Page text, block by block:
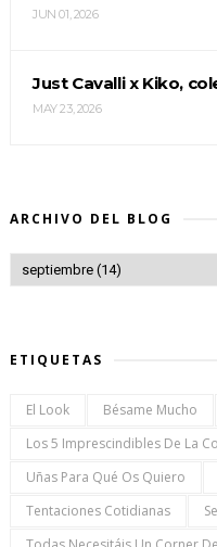
JUN 01, 2026
Just Cavalli x Kiko,
MAY 23, 2026
ARCHIVO DEL BLOG
ETIQUETAS
El Look Bésame Mucho
Los 5 Imprescindibles De La
Uñas Para Qué Os Quiero
Tentaciones Cotidianas